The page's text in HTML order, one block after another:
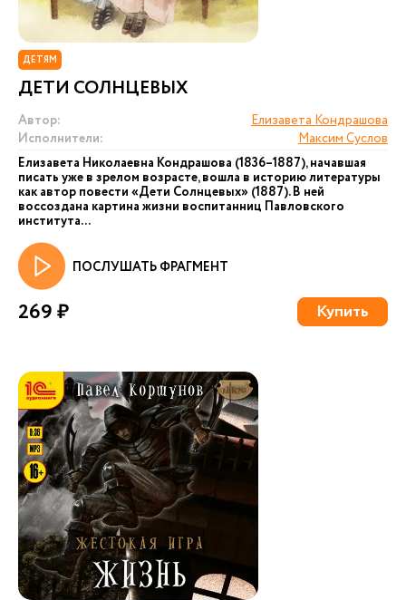
ДЕТЯМ
ДЕТИ СОЛНЦЕВЫХ
Автор:
Елизавета Кондрашова
Исполнители:
Максим Суслов
Елизавета Николаевна Кондрашова (1836–1887), начавшая
писать уже в зрелом возрасте, вошла в историю литературы
как автор повести «Дети Солнцевых» (1887). В ней
воссоздана картина жизни воспитанниц Павловского
института...
ПОСЛУШАТЬ ФРАГМЕНТ
269 ₽ Купить